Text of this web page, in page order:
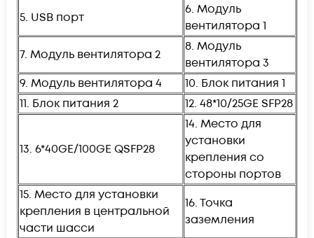
5. USB порт
6. Модуль
вентилятора 1
7. Модуль вентилятора 2
8. Модуль
вентилятора 3
9. Модуль вентилятора 4
10. Блок питания 1
11. Блок питания 2
12. 48*10/25GE SFP28
13. 6*40GE/100GE QSFP28
14. Место для
установки
крепления со
стороны портов
15. Место для установки
крепления в центральной
части шасси
16. Точка
заземления